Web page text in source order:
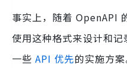
事实上，随着 OpenAPI
使用这种格式来设计和
一些 API 优先的实施方